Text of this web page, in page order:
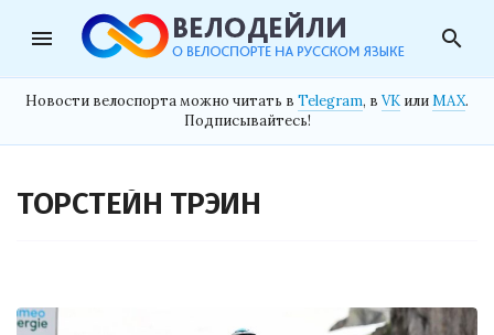
menu search
Новости велоспорта можно читать в Telegram, в VK илиMAX.
Подписывайтесь!
ТОРСТЕЙН ТРЭИН